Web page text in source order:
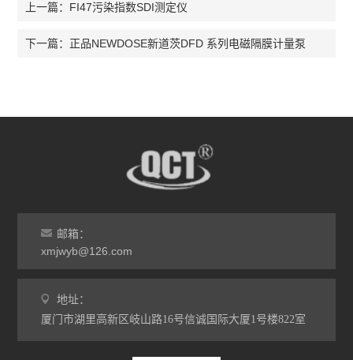
上一篇： FI47污染指数SDI测定仪
下一篇： 正品NEWDOSE新道茨DFD 系列电磁隔膜计量泵
邮箱：
xmjwyb@126.com
地址：
厦门市湖里高新区岐山路16号信诚国际大厦1号楼822室